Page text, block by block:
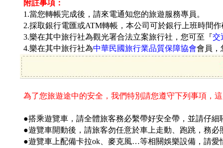
附註事項：
1.當您轉帳完成後，請來電通知您的旅遊服務專員。
2.採取銀行電匯或ATM轉帳，本公司可於銀行上班時間
3.樂在其中旅行社為觀光署合法立案旅行社，您可至『交
4.樂在其中旅行社為中華民國旅行業品質保障協會會員，
為了您旅遊途中的安全，我們特別請您遵守下列事項，
●搭乘遊覽車，請全體旅客務必繫帶好安全帶，並請仔
●遊覽車開動後，請旅客勿任意於車上走動、跑跳，務必
●遊覽車上配備卡拉ok、麥克風…等相關娛樂設備，請愛